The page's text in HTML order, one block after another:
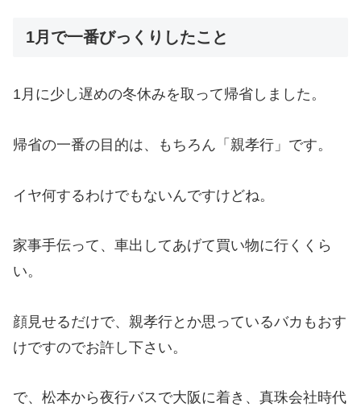
1月で一番びっくりしたこと
1月に少し遅めの冬休みを取って帰省しました。
帰省の一番の目的は、もちろん「親孝行」です。
イヤ何するわけでもないんですけどね。
家事手伝って、車出してあげて買い物に行くくら
い。
顔見せるだけで、親孝行とか思っているバカもおす
けですのでお許し下さい。
で、松本から夜行バスで大阪に着き、真珠会社時代